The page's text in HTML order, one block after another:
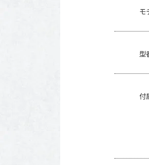
モ
型
付